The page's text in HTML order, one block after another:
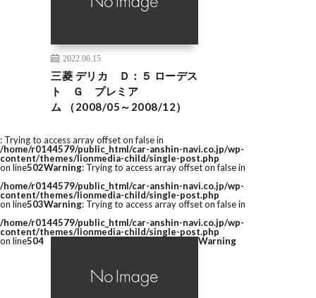
2022.06.15
三菱 デリカ Ｄ：５ ローデス
ト Ｇ プレミア
ム （2008/05～2008/12）
: Trying to access array offset on false in
/home/r0144579/public_html/car-anshin-navi.co.jp/wp-
content/themes/lionmedia-child/single-post.php
on line502Warning: Trying to access array offset on false in
/home/r0144579/public_html/car-anshin-navi.co.jp/wp-
content/themes/lionmedia-child/single-post.php
on line503Warning: Trying to access array offset on false in
/home/r0144579/public_html/car-anshin-navi.co.jp/wp-
content/themes/lionmedia-child/single-post.php
on line504 Warning